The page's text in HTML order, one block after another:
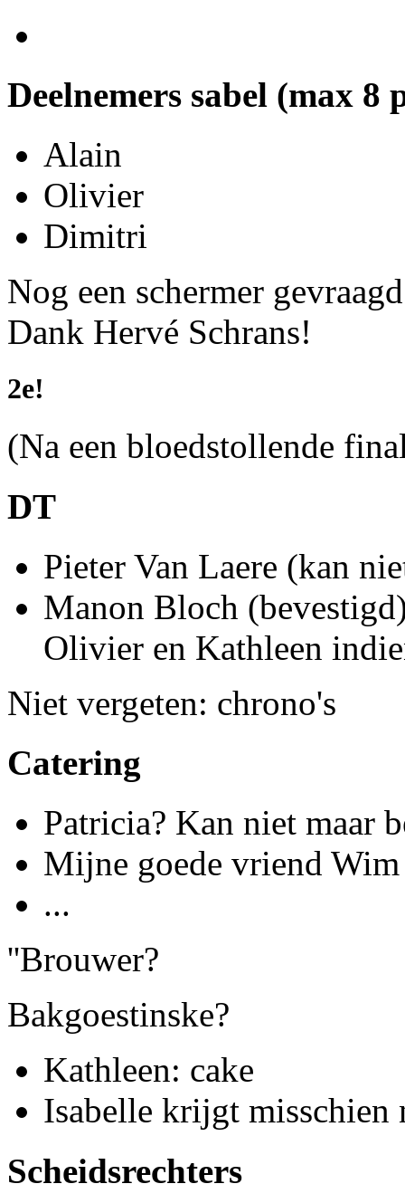
Deelnemers sabel (max 8
Alain
Olivier
Dimitri
Nog een schermer
Dank Hervé Schrans!
2e!
(Na een bloedstollende
DT
Pieter Van Laere (kan
Manon Bloch
Olivier en Kathleen
Niet vergeten: chrono's
Catering
Patricia? Kan niet maar
Mijne goede vriend
...
''Brouwer?
Bakgoestinske?
Kathleen: cake
Isabelle krijgt misschien
Scheidsrechters